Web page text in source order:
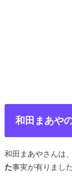
和田まあや
和田まあやさんは
た事実が有りました